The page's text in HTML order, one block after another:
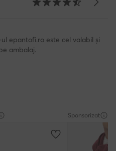
epantofi.ro este cel valabil și
ambalaj.
Sponsorizat